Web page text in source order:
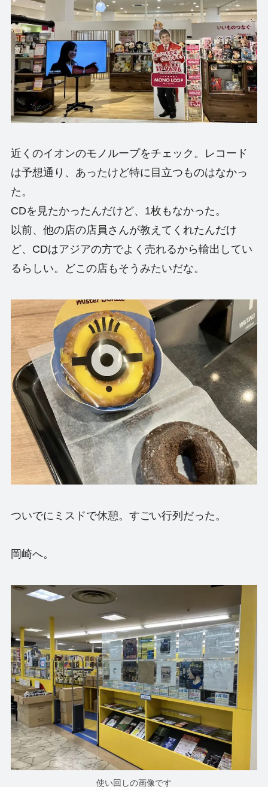
近くのイオンのモノループをチェック。レコード
は予想通り、あったけど特に目立つものはなかっ
た。
CDを見たかったんだけど、1枚もなかった。
以前、他の店の店員さんが教えてくれたんだけ
ど、CDはアジアの方でよく売れるから輸出してい
るらしい。どこの店もそうみたいだな。
ついでにミスドで休憩。すごい行列だった。
岡崎へ。
使い回しの画像です